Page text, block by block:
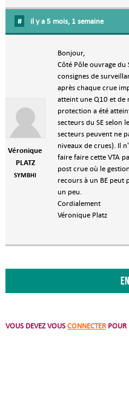
# il y a 5 mois, 1 semaine
Véronique
PLATZ
SYMBHI
Bonjour,
Côté Pôle ouvrage du
consignes de
après chaque crue
atteint une Q10 et de
protection a été
secteurs du SE selon
secteurs peuvent ne
niveaux de crues). Il
faire faire cette VTA
post crue où le
recours à un BE peut
un peu.
Cordialement
Véronique Platz
VOUS DEVEZ VOUS CONNECTERPOUR